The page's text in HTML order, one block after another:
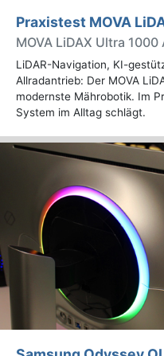
Praxistest MOVA
MOVA LiDAX Ultra 1000
LiDAR-Navigation, KI-
Allradantrieb: Der MOVA
modernste Mährobotik. Im
System im Alltag schlägt.